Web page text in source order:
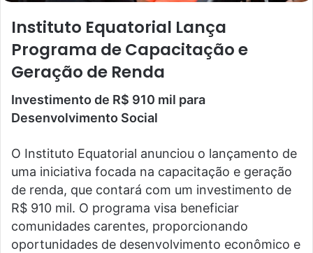
Instituto Equatorial Lança
Programa de Capacitação e
Geração de Renda
Investimento de R$ 910 mil para
Desenvolvimento Social
O Instituto Equatorial anunciou o lançamento de
uma iniciativa focada na capacitação e geração
de renda, que contará com um investimento de
R$ 910 mil. O programa visa beneficiar
comunidades carentes, proporcionando
oportunidades de desenvolvimento econômico e